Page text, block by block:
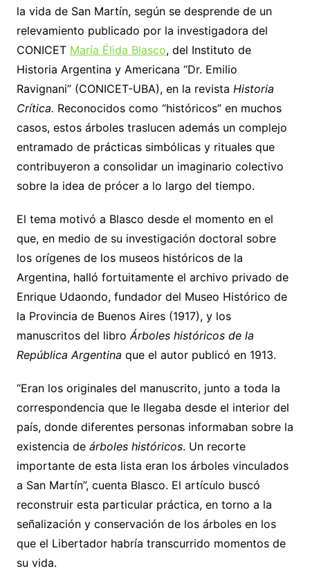
la vida de San Martín, según se desprende de un
relevamiento publicado por la investigadora del
CONICET María Élida Blasco, del Instituto de
Historia Argentina y Americana “Dr. Emilio
Ravignani” (CONICET-UBA), en la revista Historia
Crítica. Reconocidos como “históricos” en muchos
casos, estos árboles traslucen además un complejo
entramado de prácticas simbólicas y rituales que
contribuyeron a consolidar un imaginario colectivo
sobre la idea de prócer a lo largo del tiempo.
El tema motivó a Blasco desde el momento en el
que, en medio de su investigación doctoral sobre
los orígenes de los museos históricos de la
Argentina, halló fortuitamente el archivo privado de
Enrique Udaondo, fundador del Museo Histórico de
la Provincia de Buenos Aires (1917), y los
manuscritos del libroÁrboles históricos de la
República Argentina que el autor publicó en 1913.
“Eran los originales del manuscrito, junto a toda la
correspondencia que le llegaba desde el interior del
país, donde diferentes personas informaban sobre la
existencia de árboles históricos. Un recorte
importante de esta lista eran los árboles vinculados
a San Martín”, cuenta Blasco. El artículo buscó
reconstruir esta particular práctica, en torno a la
señalización y conservación de los árboles en los
que el Libertador habría transcurrido momentos de
su vida.